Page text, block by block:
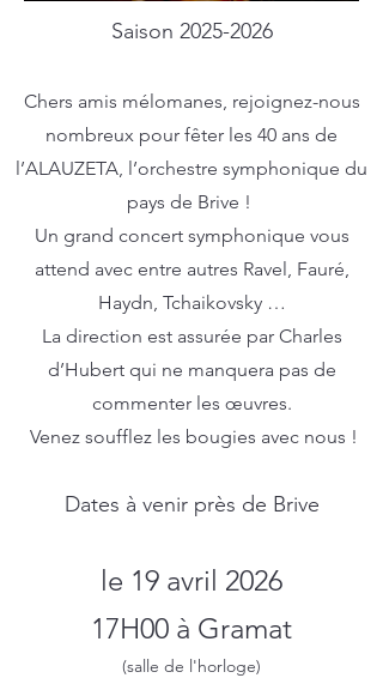
Saison 2025-2026
Chers amis mélomanes, rejoignez-nous
nombreux pour fêter les 40 ans de
l’ALAUZETA, l’orchestre symphonique du
pays de Brive !
Un grand concert symphonique vous
attend avec entre autres Ravel, Fauré,
Haydn, Tchaikovsky …
La direction est assurée par Charles
d’Hubert qui ne manquera pas de
commenter les œuvres.
Venez soufflez les bougies avec nous !
Dates à venir près de Brive
le 19 avril 2026
17H00 à Gramat
(salle de l'horloge)